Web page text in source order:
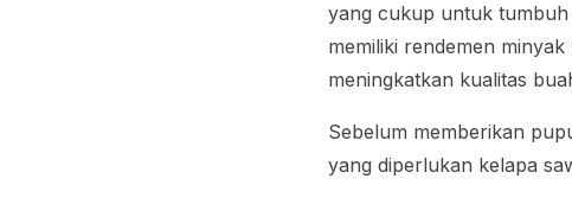
yang cukup untuk tumbuh
memiliki rendemen
meningkatkan kualitas
Sebelum memberikan
yang diperlukan kelapa